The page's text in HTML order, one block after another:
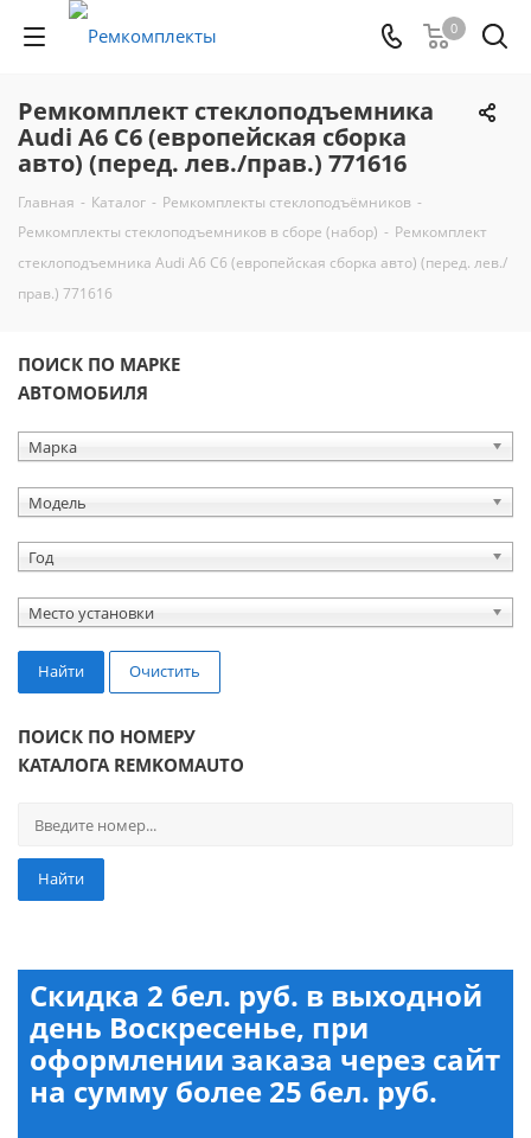
0
Ремкомплект стеклоподъемника
Audi A6 C6 (европейская сборка
авто) (перед. лев./прав.) 771616
Главная - Каталог - Ремкомплекты стеклоподъёмников -
Ремкомплекты стеклоподъемников в сборе (набор) - Ремкомплект
стеклоподъемника Audi A6 C6 (европейская сборка авто) (перед. лев./
прав.) 771616
ПОИСК ПО МАРКЕ
АВТОМОБИЛЯ
Марка
Модель
Год
Место установки
Найти Очистить
ПОИСК ПО НОМЕРУ
КАТАЛОГА REMKOMAUTO
Найти
Скидка 2 бел. руб. в выходной
день Воскресенье, при
оформлении заказа через сайт
на сумму более 25 бел. руб.